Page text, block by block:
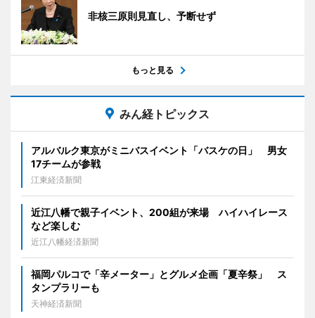
非核三原則見直し、予断せず
もっと見る
みん経トピックス
アルバルク東京がミニバスイベント「バスケの日」 男女
17チームが参戦
江東経済新聞
近江八幡で親子イベント、200組が来場 ハイハイレース
など楽しむ
近江八幡経済新聞
福岡パルコで「辛メーター」とグルメ企画「夏辛祭」 ス
タンプラリーも
天神経済新聞